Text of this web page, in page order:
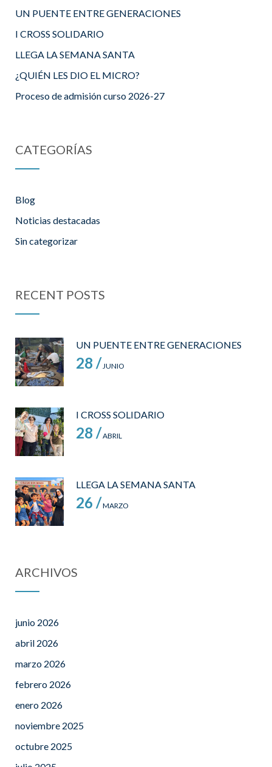
UN PUENTE ENTRE GENERACIONES
I CROSS SOLIDARIO
LLEGA LA SEMANA SANTA
¿QUIÉN LES DIO EL MICRO?
Proceso de admisión curso 2026-27
CATEGORÍAS
Blog
Noticias destacadas
Sin categorizar
RECENT POSTS
UN PUENTE ENTRE GENERACIONES
28 /JUNIO
I CROSS SOLIDARIO
28 /ABRIL
LLEGA LA SEMANA SANTA
26 /MARZO
ARCHIVOS
junio 2026
abril 2026
marzo 2026
febrero 2026
enero 2026
noviembre 2025
octubre 2025